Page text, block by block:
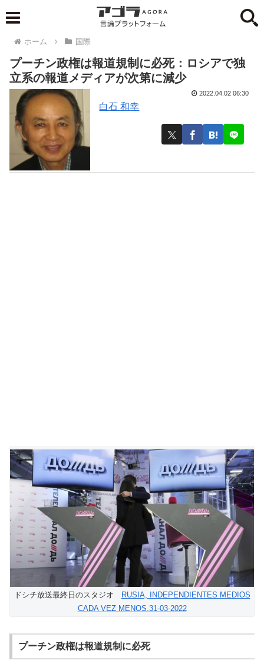
ホーム 国際
プーチン政権は報道規制に必死：ロシアで独
立系の報道メディアが次第に減少
白石 和幸
2022.04.02 06:30
ドシチ放送最終日のスタジオ RUSIA, INDEPENDIENTES MEDIOS
CADA VEZ MENOS.31-03-2022
プーチン政権は報道規制に必死